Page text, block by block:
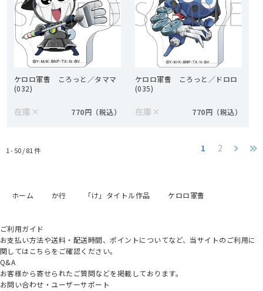
ケロロ軍曹 ころっと／タママ
(032)
在庫 × 770円
ケロロ軍曹 ころっと／ドロロ
(035)
在庫 × 770円
1 - 50 /81 件 1 2
ホーム か行 「け」タイトル作品 ケロロ軍曹
ご利用ガイド
お支払い方法や送料・配送時間、ポイントについてなど、当サイトのご利用に
関してはこちらをご確認ください。
Q&A
お客様から寄せられたご質問などを掲載しております。
お問い合わせ・ユーザーサポート